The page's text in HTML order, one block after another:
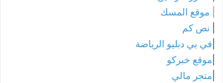
موقع المسك
نص كم
في بي دبليو الرياضة
موقع خبركو
متجر مالي